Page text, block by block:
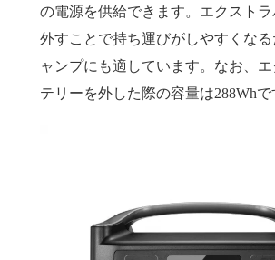
の電源を供給できます。エクスト
外すことで持ち運びがしやすくな
ャンプにも適しています。なお、
テリーを外した際の容量は288Whで